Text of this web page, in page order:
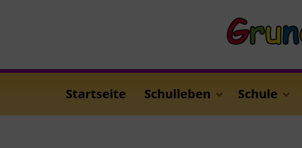
Startseite Schulleben Schule